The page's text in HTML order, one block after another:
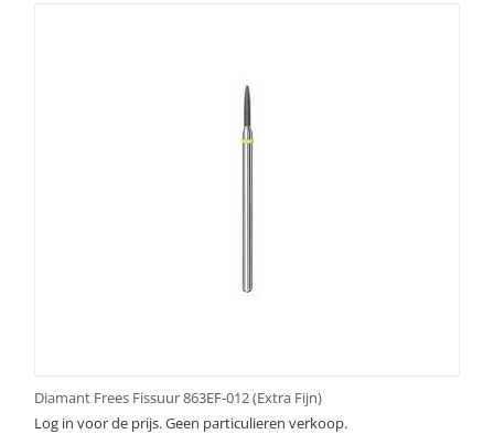
Diamant Frees Fissuur 863EF-012 (Extra Fijn)
Log in voor de prijs. Geen particulieren verkoop.